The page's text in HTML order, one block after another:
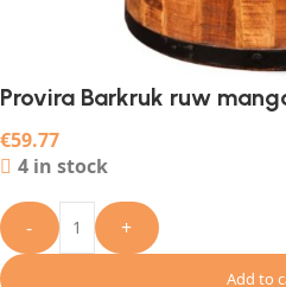
Provira Barkruk ruw
€59.77
4 in stock
- +
Add to